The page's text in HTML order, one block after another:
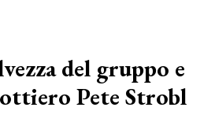
del gruppo e
Pete Strobl